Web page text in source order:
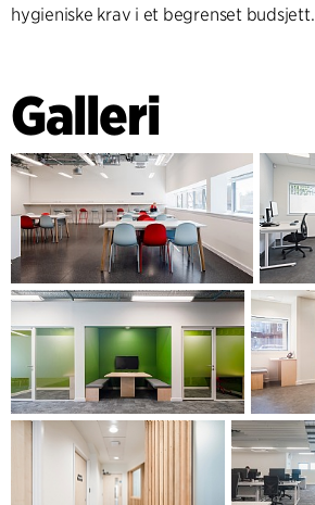
hygieniske krav i et begrenset budsjett.
Galleri